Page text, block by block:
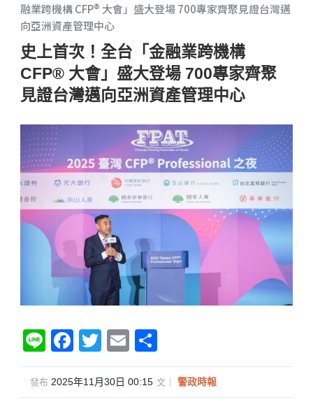
融業跨機構 CFP® 大會」盛大登場 700專家齊聚見證台灣邁
向亞洲資產管理中心
史上首次！全台「金融業跨機構
CFP® 大會」盛大登場 700專家齊聚
見證台灣邁向亞洲資產管理中心
Li
n
e
F
a
c
T
wi
tt
E
m
ail
享
發布 2025年11月30日 00:15·文｜ 警政時報